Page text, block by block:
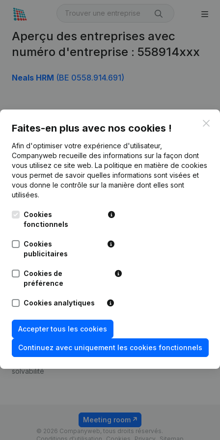
Aperçu des entreprises avec
numéro d'entreprise : 558914xxx
Neals HRM (BE 0558.914.691)
Faites-en plus avec nos cookies !
Afin d'optimiser votre expérience d'utilisateur,
Companyweb recueille des informations sur la façon dont
vous utilisez ce site web. La politique en matière de cookies
vous permet de savoir quelles informations sont visées et
vous donne le contrôle sur la manière dont elles sont
utilisées.
Cookies
fonctionnels
Cookies
publicitaires
Cookies de
préférence
Cookies analytiques
Accepter tous les cookies
Continuez avec uniquement les cookies fonctionnels
Français
Kantorenpark Everest
Leuvensesteenweg
1800 Vilvoorde
Informations d’entreprise
Monitoring
Recherche internationale
Prospection
Compliance et prévention
de la fraude
Consulter des comptes
Recherche de numéro de
TVA
solvabilité
Tarifs
© 2026 Companyweb, tous droits réservés.
Meeting room